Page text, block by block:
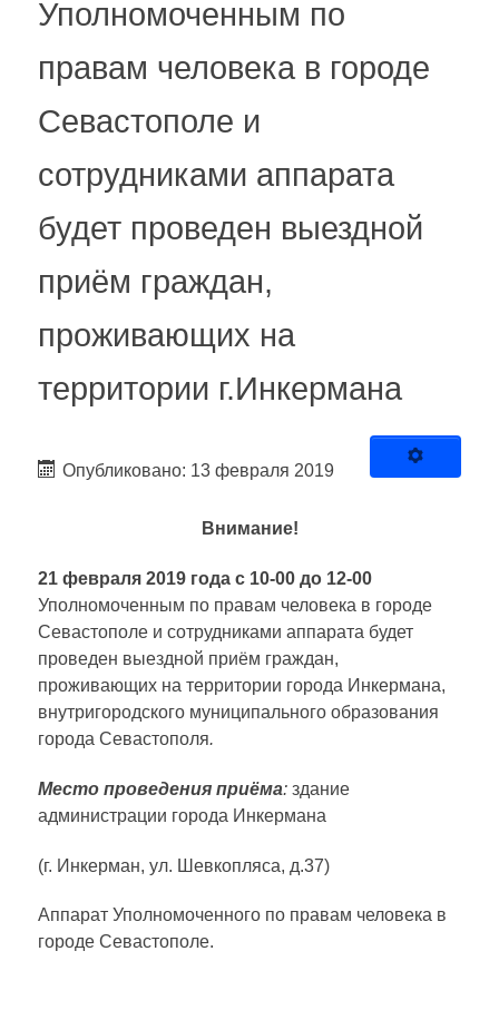
Уполномоченным по
правам человека в городе
Севастополе и
сотрудниками аппарата
будет проведен выездной
приём граждан,
проживающих на
территории г.Инкермана
Опубликовано: 13 февраля 2019
Внимание!
21 февраля 2019 года с 10-00 до 12-00
Уполномоченным по правам человека в городе
Севастополе и сотрудниками аппарата будет
проведен выездной приём граждан,
проживающих на территории города Инкермана,
внутригородского муниципального образования
города Севастополя.
Место проведения приёма: здание
администрации города Инкермана
(г. Инкерман, ул. Шевкопляса, д.37)
Аппарат Уполномоченного по правам человека в
городе Севастополе.